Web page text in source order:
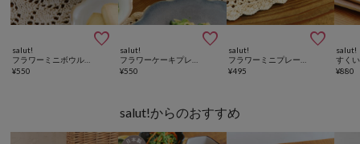

salut!
¥550

salut!
¥550

salut!
¥495
salut!
¥880
salut!からのおすすめ